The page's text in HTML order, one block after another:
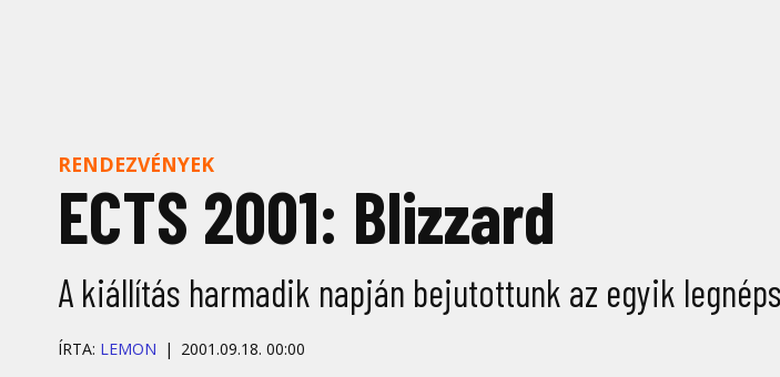
RENDEZVÉNYEK
ECTS 2001: Blizzard
A kiállítás harmadik napján bejutottunk az egyik
ÍRTA: LEMON 2001.09.18. 00:00